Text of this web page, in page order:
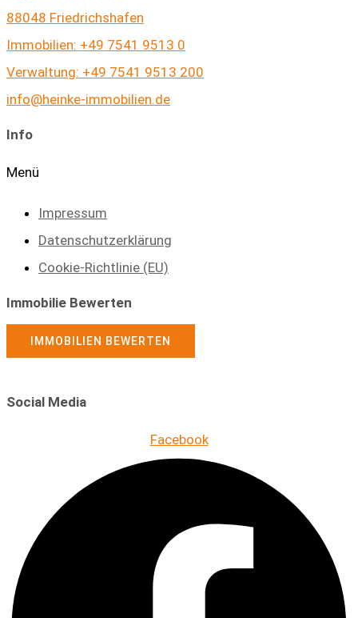
88048 Friedrichshafen
Immobilien: +49 7541 9513 0
Verwaltung: +49 7541 9513 200
info@heinke-immobilien.de
Info
Menü
Impressum
Datenschutzerklärung
Cookie-Richtlinie (EU)
Immobilie Bewerten
IMMOBILIEN BEWERTEN
Social Media
Facebook